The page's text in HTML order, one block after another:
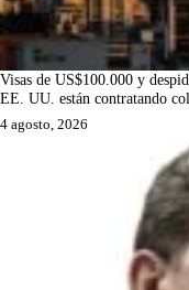
Visas de US$100.000 y
EE. UU. están contratando
4 agosto, 2026